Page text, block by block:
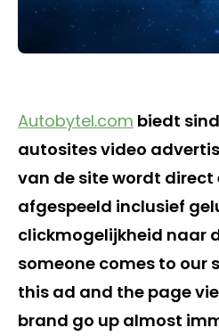
Autobytel.com biedt
autosites video
van de site wordt
afgespeeld inclusief
clickmogelijkheid naar
someone comes to our
this ad and the page
brand go up almost